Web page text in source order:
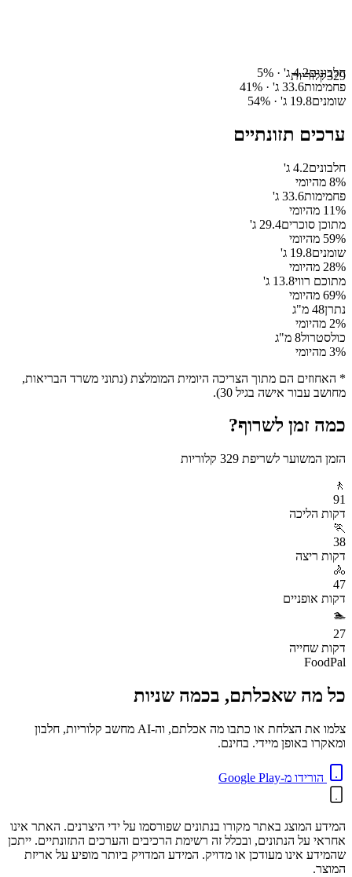
329קלוריותחלבונים4.2ג' · 5%
פחמימות33.6 ג' · 41%
שומנים19.8 ג' · 54%
ערכים תזונתיים
חלבונים4.2 ג'
8% מהיומי
פחמימות33.6 ג'
11% מהיומי
מתוכן סוכרים29.4 ג'
59% מהיומי
שומנים19.8 ג'
28% מהיומי
מתוכם רווי13.8 ג'
69% מהיומי
נתרן48 מ"ג
2% מהיומי
כולסטרול8 מ"ג
3% מהיומי
* האחוזים הם מתוך הצריכה היומית המומלצת (נתוני משרד הבריאות,
מחושב עבור אישה בגיל 30).
כמה זמן לשרוף?
הזמן המשוער לשריפת 329 קלוריות
🚶
91
דקות הליכה
🏃
38
דקות ריצה
🚴
47
דקות אופניים
🏊
27
דקות שחייה
FoodPal
כל מה שאכלתם, בכמה שניות
צלמו את הצלחת או כתבו מה אכלתם, וה-AI מחשב קלוריות, חלבון
ומאקרו באופן מיידי. בחינם.
הורידו מ-Google Play
המידע המוצג באתר מקורו בנתונים שפורסמו על ידי היצרנים. האתר אינו
אחראי על הנתונים, ובכלל זה רשימת הרכיבים והערכים התזונתיים. ייתכן
שהמידע אינו מעודכן או מדויק. המידע המדויק ביותר מופיע על אריזת
המוצר.